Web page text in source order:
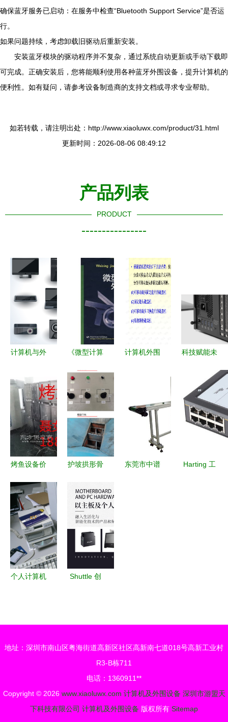
确保蓝牙服务已启动：在服务中检查“Bluetooth Support Service”是否运
行。
如果问题持续，考虑卸载旧驱动后重新安装。
安装蓝牙模块的驱动程序并不复杂，通过系统自动更新或手动下载即
可完成。正确安装后，您将能顺利使用各种蓝牙外围设备，提升计算机的
便利性。如有疑问，请参考设备制造商的支持文档或寻求专业帮助。
如若转载，请注明出处：http://www.xiaoluwx.com/product/31.html
更新时间：2026-08-06 08:49:12
产品列表
PRODUCT
----------------
计算机与外
字化时代的
核心组件及
其视觉符号
《微型计算
（第3
版）》 计
算机技术演
进中的重要
桥梁
计算机外围
科技赋能未
算机及外围
设备业务迎
来全新突破
烤鱼设备价
算机外围设
备选购指南
护坡拱形骨
产设备与计
算机及外围
设备的融合
创新
东莞市中谱
Harting 工
个人计算机
Shuttle 创
地址：深圳市南山区粤海街道高新区社区高新南七道018号高新工业村
R3-B栋711
电话：1360911**
Copyright © 2026 www.xiaoluwx.com 计算机及外围设备 深圳市游盟天
下科技有限公司 计算机及外围设备 版权所有 Sitemap